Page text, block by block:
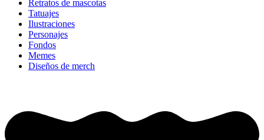
Retratos de mascotas
Tatuajes
Ilustraciones
Personajes
Fondos
Memes
Diseños de merch